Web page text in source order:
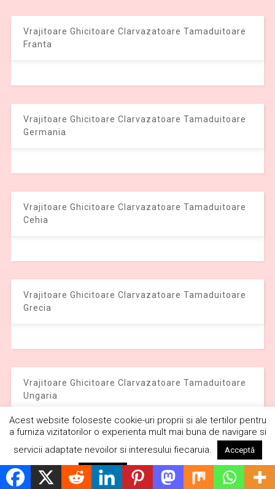
Vrajitoare Ghicitoare Clarvazatoare Tamaduitoare
Franta
Vrajitoare Ghicitoare Clarvazatoare Tamaduitoare
Germania
Vrajitoare Ghicitoare Clarvazatoare Tamaduitoare
Cehia
Vrajitoare Ghicitoare Clarvazatoare Tamaduitoare
Grecia
Vrajitoare Ghicitoare Clarvazatoare Tamaduitoare
Ungaria
Vrajitoare Ghicitoare Clarvazatoare Tamaduitoare
Federatia Rusa
Acest website foloseste cookie-uri proprii si ale tertilor pentru
a furniza vizitatorilor o experienta mult mai buna de navigare si
servicii adaptate nevoilor si interesului fiecaruia.
Acceptă
Respinge Citește mai mult